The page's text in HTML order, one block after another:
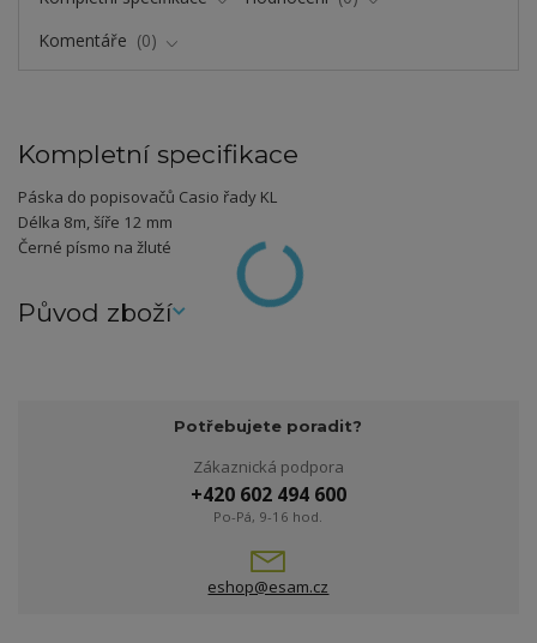
Komentáře
0
Kompletní specifikace
Páska do popisovačů Casio řady KL
Délka 8m, šíře 12 mm
Černé písmo na žluté
Původ zboží
Potřebujete poradit?
Zákaznická podpora
+420 602 494 600
Po-Pá, 9-16 hod.
eshop@esam.cz